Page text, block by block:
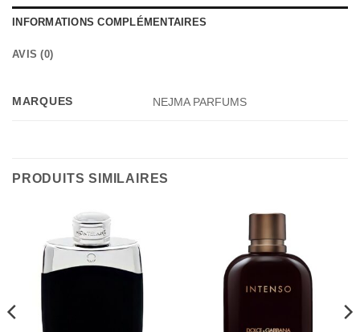
INFORMATIONS COMPLÉMENTAIRES
AVIS (0)
MARQUES NEJMA PARFUMS
PRODUITS SIMILAIRES